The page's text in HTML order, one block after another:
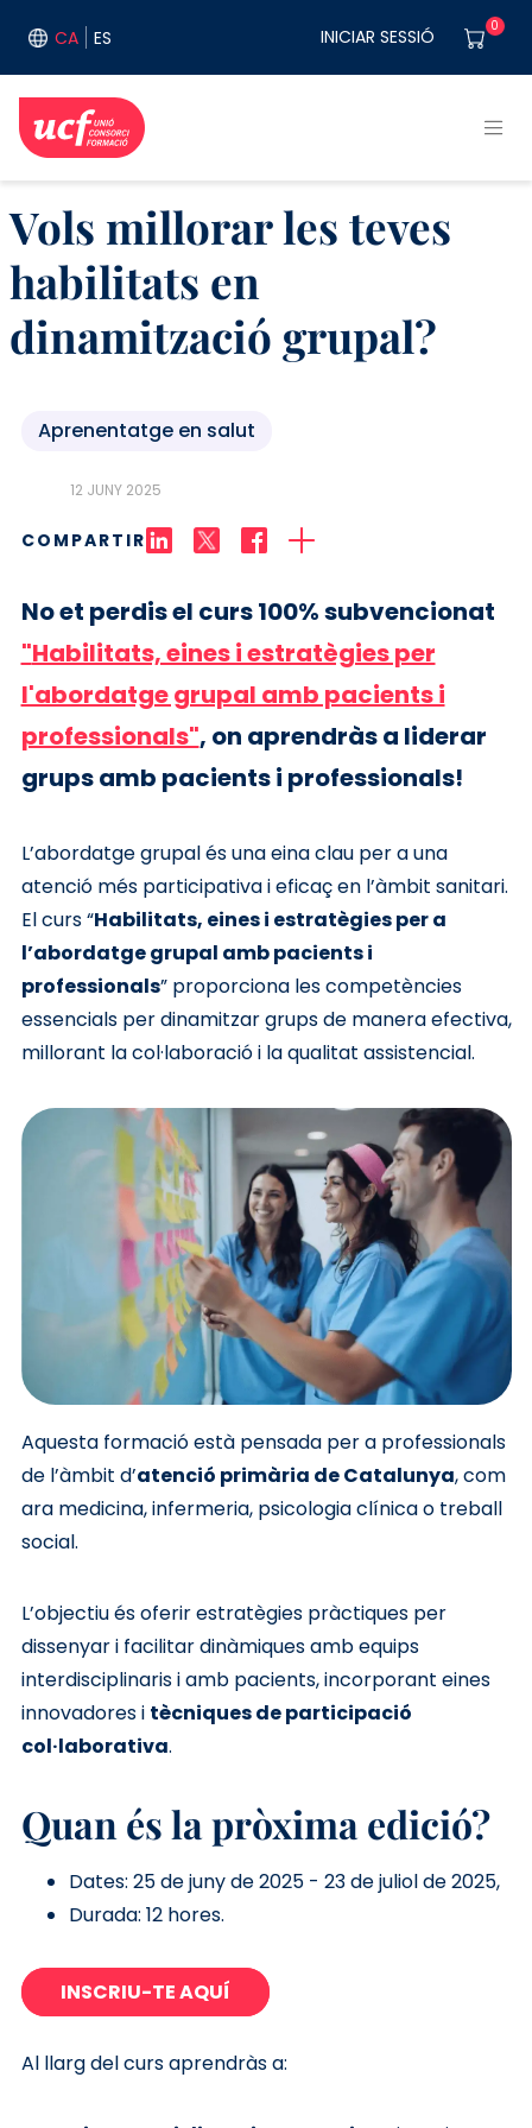
CA ES User
INICIAR SESSIÓ 0
Vols millorar les teves
habilitats en
dinamització grupal?
Aprenentatge en salut
12 JUNY 2025
COMPARTIR
No et perdis el curs 100% subvencionat
"Habilitats, eines i estratègies per
l'abordatge grupal amb pacients i
professionals", on aprendràs a liderar
grups amb pacients i professionals!
L’abordatge grupal és una eina clau per a una
atenció més participativa i eficaç en l’àmbit sanitari.
El curs “Habilitats, eines i estratègies per a
l’abordatge grupal amb pacients i
professionals” proporciona les competències
essencials per dinamitzar grups de manera efectiva,
millorant la col·laboració i la qualitat assistencial.
Aquesta formació està pensada per a professionals
de l’àmbit d’atenció primària de Catalunya, com
ara medicina, infermeria, psicologia clínica o treball
social.
L’objectiu és oferir estratègies pràctiques per
dissenyar i facilitar dinàmiques amb equips
interdisciplinaris i amb pacients, incorporant eines
innovadores i tècniques de participació
col·laborativa.
Quan és la pròxima edició?
Dates: 25 de juny de 2025 - 23 de juliol de 2025,
Durada: 12 hores.
INSCRIU-TE AQUÍ
Al llarg del curs aprendràs a: